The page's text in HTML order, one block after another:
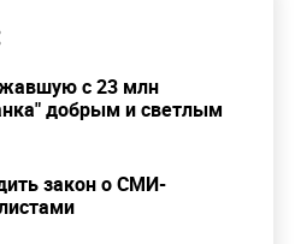
с 23 млн
добрым и светлым
закон о СМИ-